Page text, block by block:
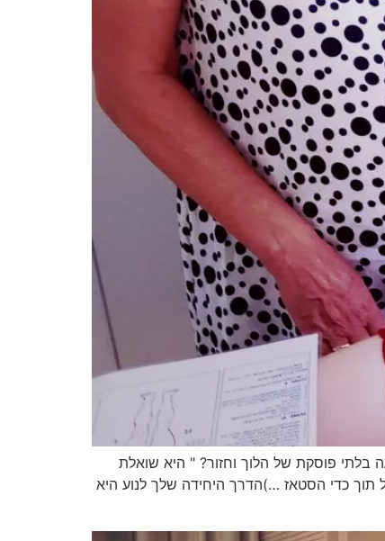
בלתי פוסקת של הלוך וחזור? " היא שואלת
כדי הסטאז …)הדרך היחידה שלך לנוע היא